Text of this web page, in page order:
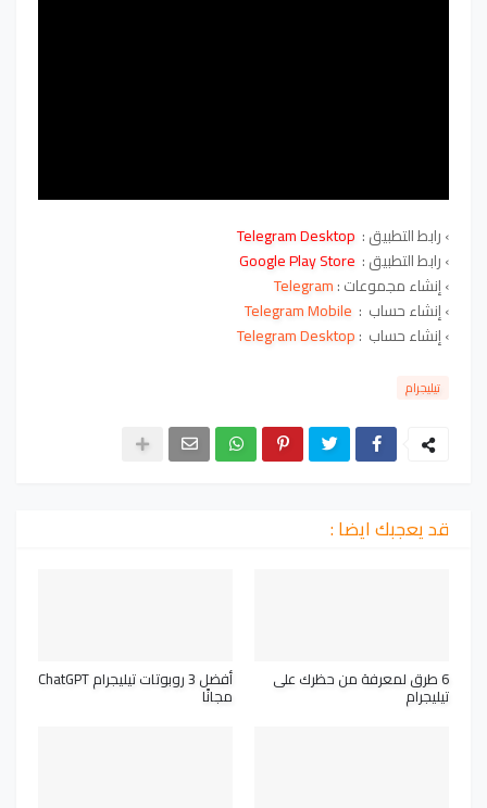
› رابط التطبيق : Telegram Desktop
› رابط التطبيق : Google Play Store
› إنشاء مجموعات :Telegram
› إنشاء حساب :
› إنشاء حساب :Telegram Desktop
تيليجرام
قد يعجبك ايضا :
6 طرق لمعرفة من حظرك على
تيليجرام
أفضل 3 روبوتات تيليجرام ChatGPT
مجانًا